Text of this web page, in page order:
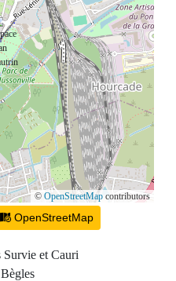
© OpenStreetMap contributors
OpenStreetMap
Survie et Cauri